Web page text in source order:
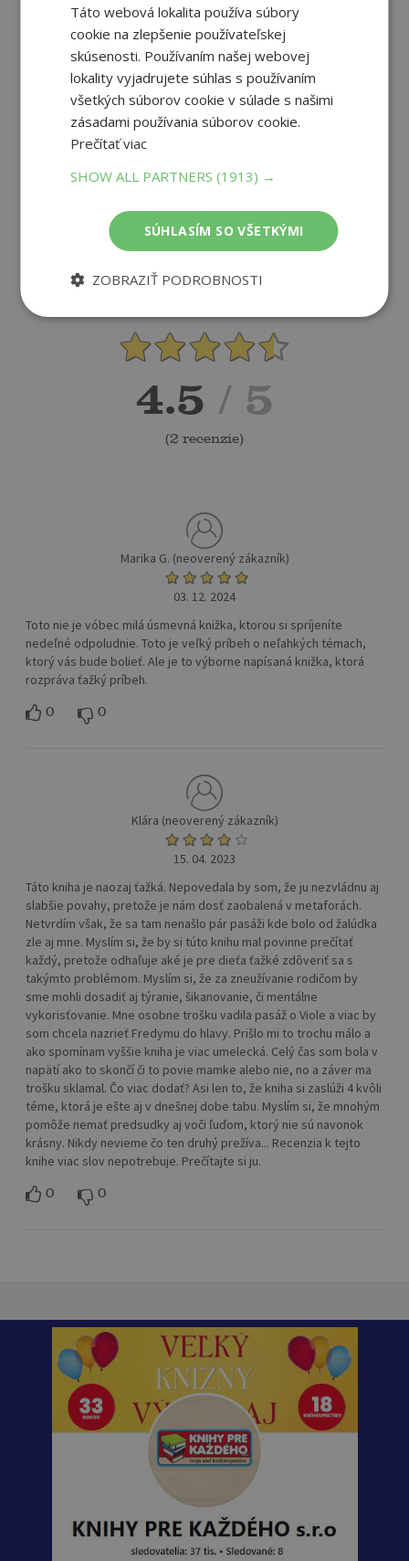
Recenzie čitateľov
Napíšte recenziu a môžete vyhrať
PRIDAŤ RECENZIU
4.5 / 5
(2 recenzie)
Marika G. (neoverený zákazník)
03. 12. 2024
Toto nie je vóbec milá úsmevná knižka, ktorou si spríjeníte
nedeľné odpoludnie. Toto je veľký príbeh o neľahkých témach,
ktorý vás bude bolieť. Ale je to výborne napísaná knižka, ktorá
rozpráva ťažký príbeh.
0 0
Klára (neoverený zákazník)
15. 04. 2023
Táto kniha je naozaj ťažká. Nepovedala by som, že ju nezvládnu aj
slabšie povahy, pretože je nám dosť zaobalená v metaforách.
Netvrdím však, že sa tam nenašlo pár pasáži kde bolo od žalúdka
zle aj mne. Myslím si, že by si túto knihu mal povinne prečítať
každý, pretože odhaľuje aké je pre dieťa ťažké zdôveriť sa s
takýmto problémom. Myslím si, že za zneužívanie rodičom by
sme mohli dosadiť aj týranie, šikanovanie, či mentálne
vykorisťovanie. Mne osobne trošku vadila pasáž o Viole a viac by
som chcela nazrieť Fredymu do hlavy. Prišlo mi to trochu málo a
ako spomínam vyššie kniha je viac umelecká. Celý čas som bola v
napätí ako to skončí či to povie mamke alebo nie, no a záver ma
trošku sklamal. Čo viac dodať? Asi len to, že kniha si zaslúži 4 kvôli
téme, ktorá je ešte aj v dnešnej dobe tabu. Myslím si, že mnohým
pomôže nemať predsudky aj voči ľuďom, ktorý nie sú navonok
krásny. Nikdy nevieme čo ten druhý prežíva... Recenzia k tejto
knihe viac slov nepotrebuje. Prečítajte si ju.
0 0
Táto webová lokalita používa súbory
cookie na zlepšenie používateľskej
skúsenosti. Používaním našej webovej
lokality vyjadrujete súhlas s používaním
všetkých súborov cookie v súlade s našimi
zásadami používania súborov cookie.
Prečítať viac
SHOW ALL PARTNERS(1913) →
SÚHLASÍM SO VŠETKÝMI
ZOBRAZIŤ PODROBNOSTI